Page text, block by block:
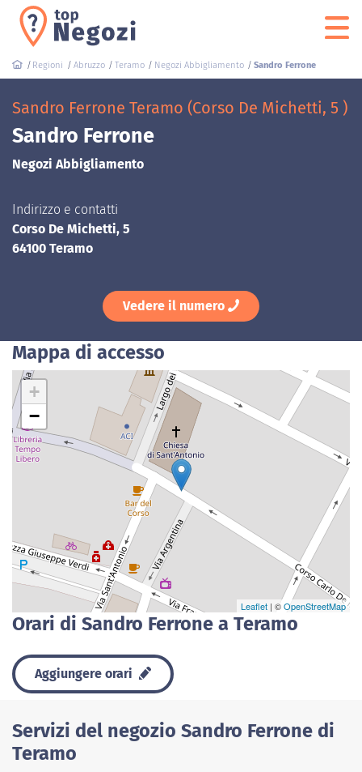
Regioni Abruzzo Teramo Negozi Abbigliamento Sandro Ferrone
Sandro Ferrone Teramo (Corso De Michetti, 5 )
Sandro Ferrone
Negozi Abbigliamento
Indirizzo e contatti
Corso De Michetti, 5
64100 Teramo
Vedere il numero
Mappa di accesso
+
−
Leaflet | ©OpenStreetMap
Orari di Sandro Ferrone a Teramo
Aggiungere orari
Servizi del negozio Sandro Ferrone di
Teramo